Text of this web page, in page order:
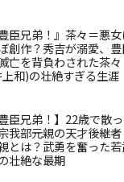
豊臣兄弟！』茶々＝悪
創作？秀吉が溺愛、
亡を背負わされた茶々
和)の壮絶すぎる生涯
豊臣兄弟！】22歳で散
我部元親の天才後継者
とは？武勇を奮った
壮絶な最期